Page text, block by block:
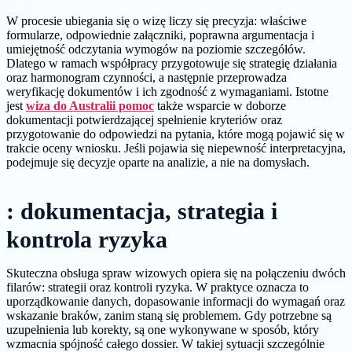
W procesie ubiegania się o wizę liczy się precyzja: właściwe
formularze, odpowiednie załączniki, poprawna argumentacja i
umiejętność odczytania wymogów na poziomie szczegółów.
Dlatego w ramach współpracy przygotowuje się strategię działania
oraz harmonogram czynności, a następnie przeprowadza
weryfikację dokumentów i ich zgodność z wymaganiami. Istotne
jest wiza do Australii pomoc także wsparcie w doborze
dokumentacji potwierdzającej spełnienie kryteriów oraz
przygotowanie do odpowiedzi na pytania, które mogą pojawić się w
trakcie oceny wniosku. Jeśli pojawia się niepewność interpretacyjna,
podejmuje się decyzje oparte na analizie, a nie na domysłach.
: dokumentacja, strategia i
kontrola ryzyka
Skuteczna obsługa spraw wizowych opiera się na połączeniu dwóch
filarów: strategii oraz kontroli ryzyka. W praktyce oznacza to
uporządkowanie danych, dopasowanie informacji do wymagań oraz
wskazanie braków, zanim staną się problemem. Gdy potrzebne są
uzupełnienia lub korekty, są one wykonywane w sposób, który
wzmacnia spójność całego dossier. W takiej sytuacji szczególnie